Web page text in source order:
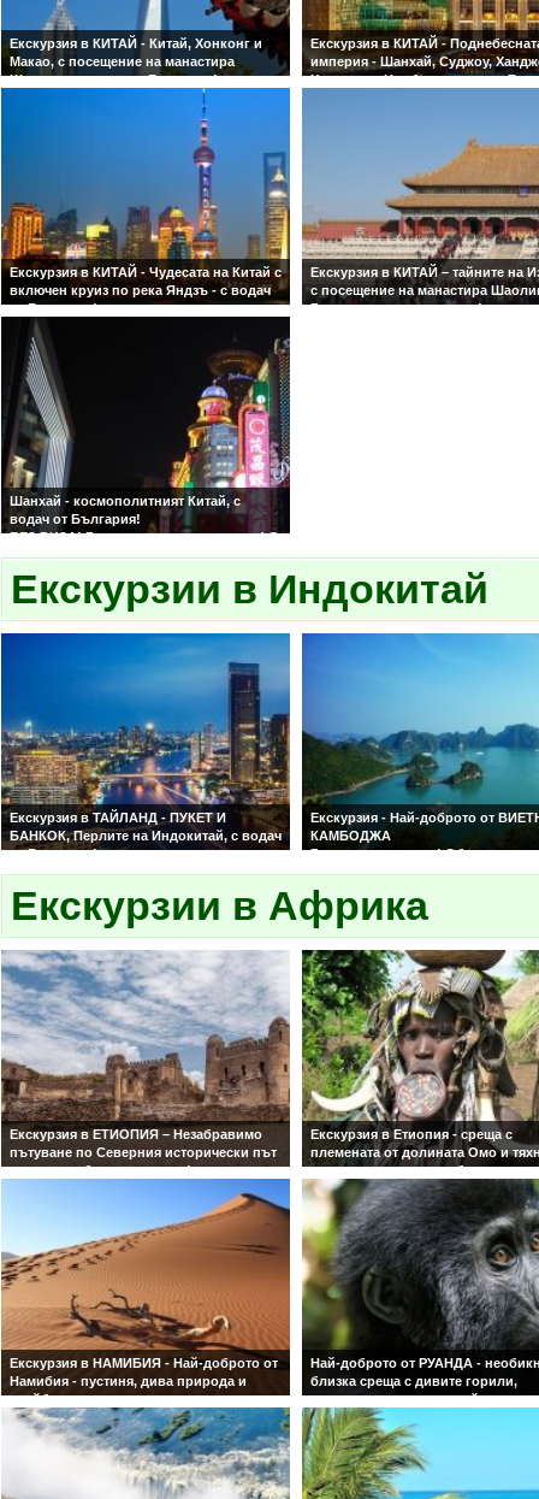
Екскурзия в КИТАЙ - Китай, Хонконг и
Макао, с посещение на манастира
Шаолин - с водач от България!
Гарантирано заминаване за всички
БЕЗ ВИЗА! Гарантирани цени и места! С
водач от България! 2 нощувки в Пекин
Екскурзия в КИТАЙ -
империя - Шанхай, Суджоу,
Хуаншан и Нинбо- с водач от
Екскурзия в КИТАЙ - Чудесата на Китай с
включен круиз по река Яндзъ - с водач
от България!
БЕЗ ВИЗА!Гарантирани цени и места! С
водач от България! Пекин, Сиан,
манастира Шаолин, Шанхай, Ченду,
круиз по р.Яндзъ!
Екскурзия в КИТАЙ – тайните на
с посещение на манастира
Гарантирано заминаване!
Шанхай - космополитният Китай, с
водач от България!
БЕЗ ВИЗА! Гарантирани цени и места! С
водач от България!
Екскурзии в Индокитай
Екскурзия в ТАЙЛАНД - ПУКЕТ И
БАНКОК, Перлите на Индокитай, с водач
от България!
Гарантирани места! Обслужване на
български език!
Екскурзия - Най-доброто от
КАМБОДЖА
Гарантирани места! Обслужване
български език!
Екскурзии в Африка
Екскурзия в ЕТИОПИЯ – Незабравимо
пътуване по Северния исторически път
с водач на български език!
Пътешествие през древни царства и
Екскурзия в Етиопия - среща с
племената от долината Омо и
автентична култура и бит.
Запознайте се със завладяващите
племена на Етиопия,
техните древни традиции и
в начин на живот, който остава
непроменен векове наред
Екскурзия в НАМИБИЯ - Най-доброто от
Намибия - пустиня, дива природа и
крайбрежни приключения - водач от
България!
Изкачете величествените дюни на
Намиб – едни от най-високите в света,
наблюдавайте невероятната дива
природа в Национален парк Етоша и се
Най-доброто от РУАНДА -
близка среща с дивите горили,
шимпанзета и златни маймуни
Трек през вулканични гори и
горили, шимпанзета и златни
сърцето на Руанда - Със самолет
обслужване на български език!